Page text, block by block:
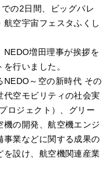
の2日間、ビッグパレ
空宇宙フェスタふくし
増田理事が挨拶を
行いました。
NEDO～空の新時代 その
空モビリティの社会実
ロジェクト）、グリー
機の開発、航空機エンジ
事業などに関する成果の
を設け、航空機関連産業